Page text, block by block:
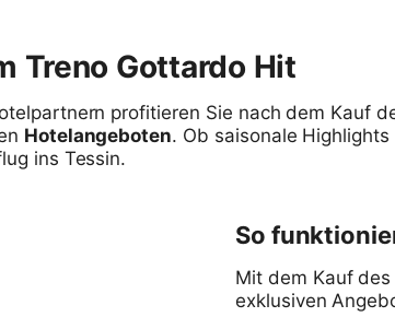
Treno Gottardo Hit
profitieren Sie nach dem Kauf
Hotelangeboten. Ob saisonale
ins Tessin.
So
Mit dem Kauf
exklusiven